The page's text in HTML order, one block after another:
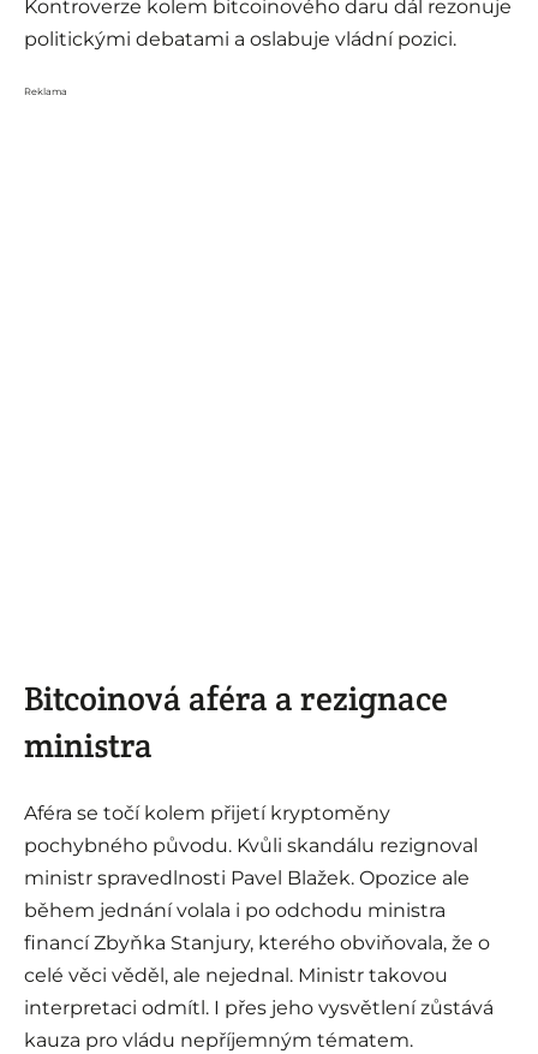
Kontroverze kolem bitcoinového daru dál rezonuje
politickými debatami a oslabuje vládní pozici.
Reklama
Bitcoinová aféra a rezignace
ministra
Aféra se točí kolem přijetí kryptoměny
pochybného původu. Kvůli skandálu rezignoval
ministr spravedlnosti Pavel Blažek. Opozice ale
během jednání volala i po odchodu ministra
financí Zbyňka Stanjury, kterého obviňovala, že o
celé věci věděl, ale nejednal. Ministr takovou
interpretaci odmítl. I přes jeho vysvětlení zůstává
kauza pro vládu nepříjemným tématem.